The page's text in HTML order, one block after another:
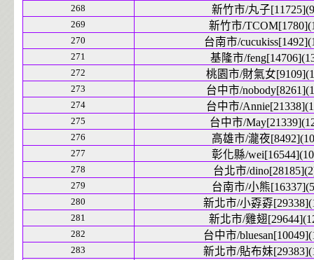
268 新竹市/丸子
269 新竹市/
270 台南市/
271 基隆市/
272 桃園市/財氣女
273 台中市/
274 台中市/
275 台中市/
276 高雄市/瀧夜
277 彰化縣/
278 台北市/
279 台南市/小熊
280 新北市/小孬孬
281 新北市/雞翅
282 台中市/
283 新北市/貼布妹